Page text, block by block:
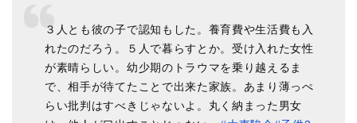
３人とも彼の子で認知もした。養育費や生活費も入
れたのだろう。５人で暮らすとか。受け入れた女性
が素晴らしい。幼少期のトラウマを乗り越えるま
で、相手が待てたことで出来た家族。あまり薄っぺ
らい批判はすべきじゃないよ。丸く納まった男女